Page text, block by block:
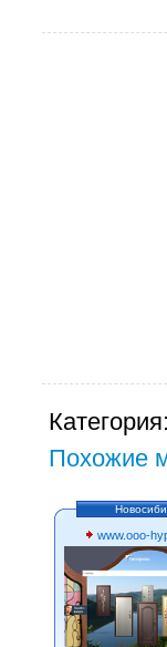
Похожие
www.ooo-